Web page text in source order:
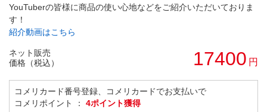
YouTuberの皆様に商品の使い心地などをご紹介いただいておりま
す！
紹介動画はこちら
ネット販売
価格（税込）
17400 円
コメリカード番号登録、コメリカードでお支払いで
コメリポイント ： 4ポイント獲得